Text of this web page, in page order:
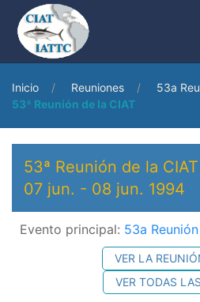
Inicio Reuniones
53a
53ª Reunión de la CIAT
53ª Reunión de la CIAT
07 jun. - 08 jun. 1994
Evento principal: 53a
VER LA
VER TODAS